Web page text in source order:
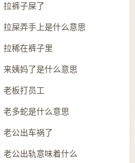
拉裤子屎了
拉屎弄手上是什么意思
拉稀在裤子里
来姨妈了是什么意思
老板打员工
老多蛇是什么意思
老公出车祸了
老公出轨意味着什么